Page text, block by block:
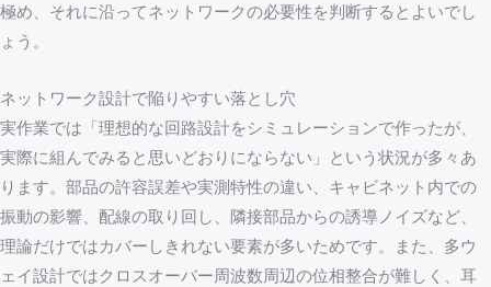
極め、それに沿ってネットワークの必要性を判断するとよいでし
ょう。
ネットワーク設計で陥りやすい落とし穴
実作業では「理想的な回路設計をシミュレーションで作ったが、
実際に組んでみると思いどおりにならない」という状況が多々あ
ります。部品の許容誤差や実測特性の違い、キャビネット内での
振動の影響、配線の取り回し、隣接部品からの誘導ノイズなど、
理論だけではカバーしきれない要素が多いためです。また、多ウ
ェイ設計ではクロスオーバー周波数周辺の位相整合が難しく、耳